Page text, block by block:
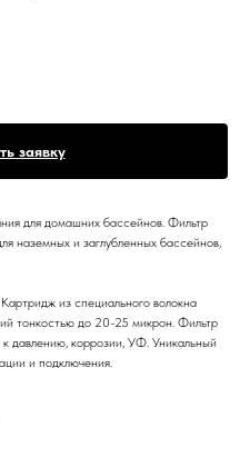
заявку
для домашних бассейнов. Фильтр
наземных и заглубленных бассейнов,
из специального волокна
тонкостью до 20-25 микрон. Фильтр
к давлению, коррозии, УФ. Уникальный
и подключения.